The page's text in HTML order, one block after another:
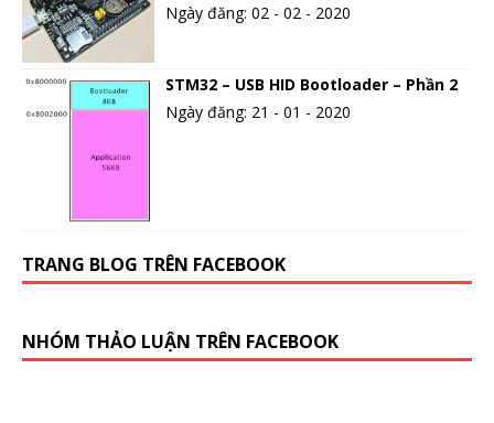
Ngày đăng: 02 - 02 - 2020
STM32 – USB HID Bootloader – Phần 2
Ngày đăng: 21 - 01 - 2020
TRANG BLOG TRÊN FACEBOOK
NHÓM THẢO LUẬN TRÊN FACEBOOK